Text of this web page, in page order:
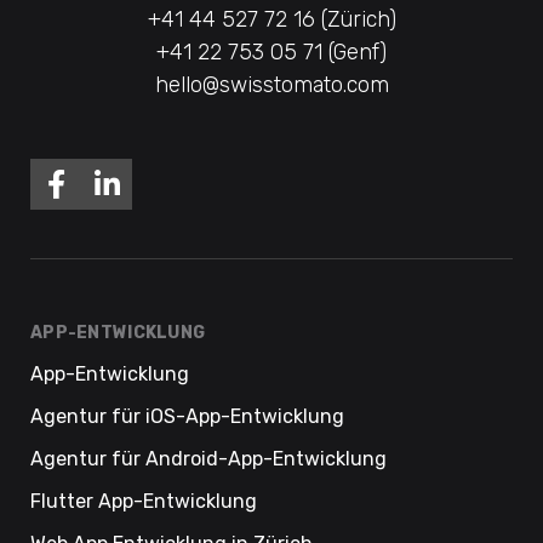
+41 44 527 72 16 (Zürich)
+41 22 753 05 71 (Genf)
hello@swisstomato.com
APP-ENTWICKLUNG
App-Entwicklung
Agentur für iOS-App-Entwicklung
Agentur für Android-App-Entwicklung
Flutter App-Entwicklung